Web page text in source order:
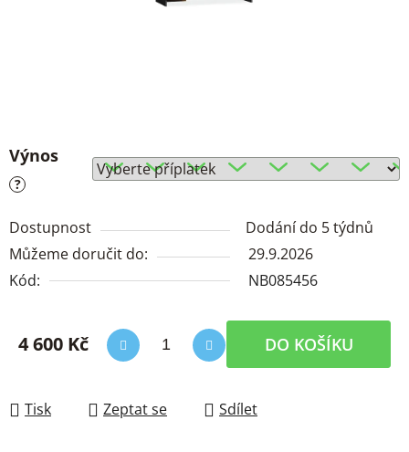
Výnos
?
Dostupnost
Dodání do 5 týdnů
Můžeme doručit do:
29.9.2026
Kód:
NB085456
4 600 Kč DO KOŠÍKU
Tisk Zeptat se Sdílet